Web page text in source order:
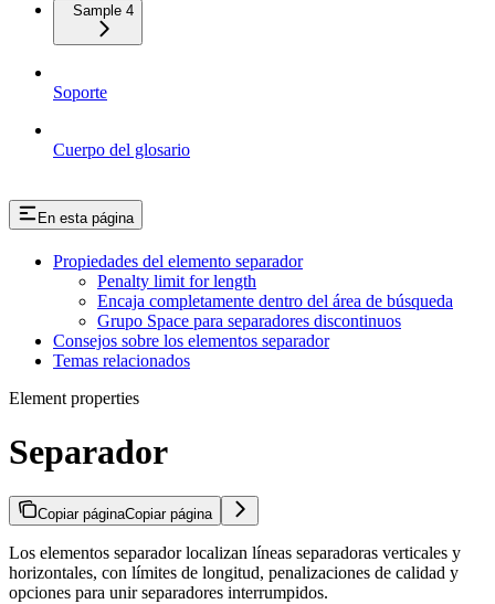
Sample 4
Soporte
Cuerpo del glosario
En esta página
Propiedades del elemento separador
Penalty limit for length
Encaja completamente dentro del área de búsqueda
Grupo Space para separadores discontinuos
Consejos sobre los elementos separador
Temas relacionados
Element properties
Separador
Copiar páginaCopiar página
Los elementos separador localizan líneas separadoras verticales y
horizontales, con límites de longitud, penalizaciones de calidad y
opciones para unir separadores interrumpidos.